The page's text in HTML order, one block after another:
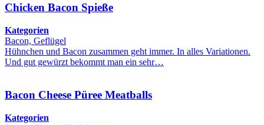
Chicken Bacon Spieße
Kategorien
Bacon, Geflügel
Hühnchen und Bacon zusammen geht immer. In alles Variationen.
Und gut gewürzt bekommt man ein sehr…
Bacon Cheese Püree Meatballs
Kategorien